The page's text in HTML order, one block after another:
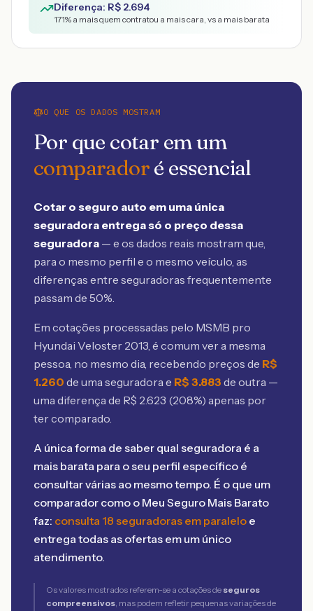
Diferença: R$ 2.694
171% a mais quem contratou a mais cara, vs a mais barata
O QUE OS DADOS MOSTRAM
Por que cotar em um
comparadoré essencial
Cotar o seguro auto em uma única
seguradora entrega só o preço dessa
seguradora — e os dados reais mostram que,
para o mesmo perfil e o mesmo veículo, as
diferenças entre seguradoras frequentemente
passam de 50%.
Em cotações processadas pelo MSMB pro
Hyundai Veloster 2013, é comum ver a mesma
pessoa, no mesmo dia, recebendo preços de R$
1.260 de uma seguradora e R$ 3.883 de outra —
uma diferença de R$ 2.623 (208%) apenas por
ter comparado.
A única forma de saber qual seguradora é a
mais barata para o seu perfil específico é
consultar várias ao mesmo tempo. É o que um
comparador como o Meu Seguro Mais Barato
faz: consulta 18 seguradoras em paralelo e
entrega todas as ofertas em um único
atendimento.
Os valores mostrados referem-se a cotações de seguros
compreensivos, mas podem refletir pequenas variações de